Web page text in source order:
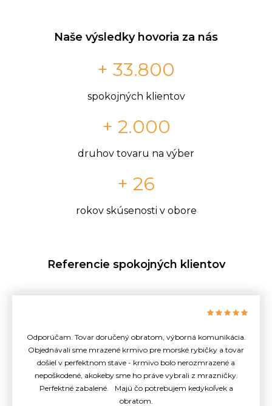
Naše výsledky hovoria za nás
+ 33.800
spokojných klientov
+ 2.000
druhov tovaru na výber
+ 26
rokov skúsenosti v obore
Referencie spokojných klientov
Odporúčam. Tovar doručený obratom, výborná komunikácia.
Objednávali sme mrazené krmivo pre morské rybičky a tovar
došiel v perfektnom stave - krmivo bolo nerozmrazené a
nepoškodené, akokeby sme ho práve vybrali z mrazničky.
Perfektné zabalené. Majú čo potrebujem kedykoľvek a
obratom.